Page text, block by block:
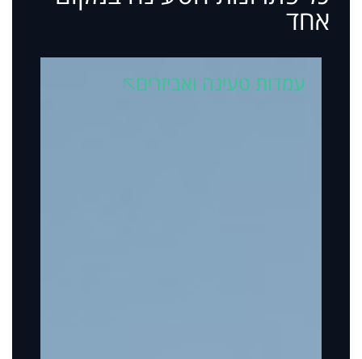
אחד
עמדות טעינה ואביזרים